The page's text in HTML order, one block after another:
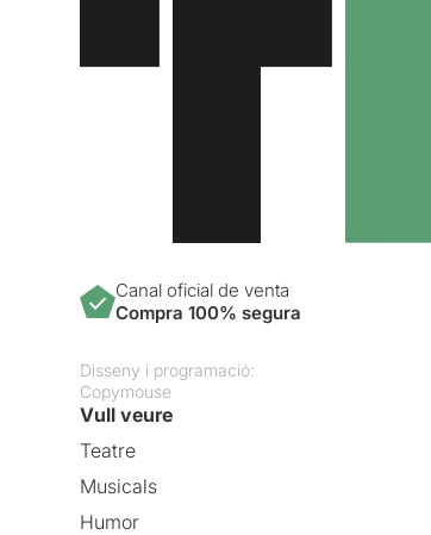
Canal oficial de venta
Compra 100% segura
Disseny i programació:
Copymouse
Vull veure
Teatre
Musicals
Humor